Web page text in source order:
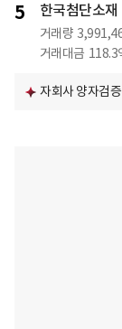
5 한국첨단소재
거래량
거래대금 118.3
자회사 양자검